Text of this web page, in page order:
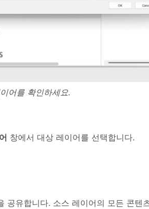
어를 확인하세요.
창에서 대상 레이어를 선택합니다.
공유합니다. 소스 레이어의 모든 콘텐